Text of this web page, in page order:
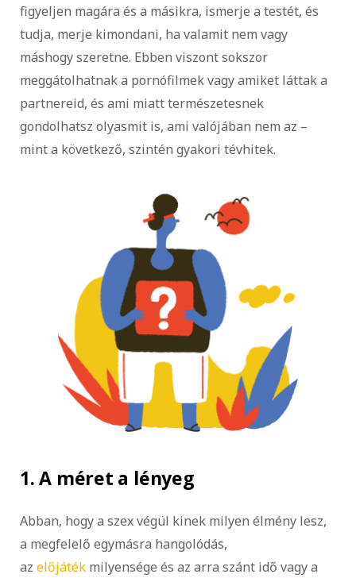
figyeljen magára és a másikra, ismerje a testét, és
tudja, merje kimondani, ha valamit nem vagy
máshogy szeretne. Ebben viszont sokszor
meggátolhatnak a pornófilmek vagy amiket láttak a
partnereid, és ami miatt természetesnek
gondolhatsz olyasmit is, ami valójában nem az –
mint a következő, szintén gyakori tévhitek.
1. A méret a lényeg
Abban, hogy a szex végül kinek milyen élmény lesz,
a megfelelő egymásra hangolódás,
az előjáték milyensége és az arra szánt idő vagy a